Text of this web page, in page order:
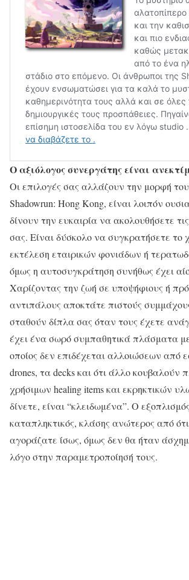
Ο αξιόλογος συνεργάτης είναι
Οι επιλογές σας αλλάζουν την μορφή
Shadowrun: Hong Kong, είναι λοιπόν
δίνουν την ευκαιρία να ακολουθήσετε
σας. Είναι δύσκολο να συγκρατήσετε το
εκτέλεση εταιρικών φονιάδων ή
όμως η αυτοσυγκράτηση συνήθως έχει
Χαρίζοντας την ζωή σε υποψήφιους ή
αντιπάλους αποκτάτε πιστούς
σταθούν δίπλα σας όταν τους έχετε
έχει ένα σωρό συμπαθητικά πλάσματα
οποίος δεν επιδέχεται αλλοιώσεων από
drones, τα decks και ότι άλλο κουβαλούν
χρήσιμων healing items και εκρηκτικών
δίνετε, είναι “κλειδωμένα”. Ο
καταπληκτικός, κλάσης ανώτερος από
αγοράζατε ίσως, όμως δεν θα ήταν
λόγο στην παραμετροποίησή τους.